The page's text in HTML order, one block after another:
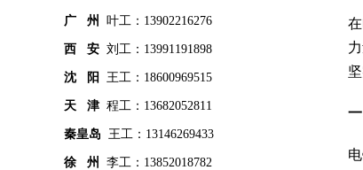
广 州 叶工：13902216276
西 安 刘工：13991191898
沈 阳 王工：18600969515
天 津 程工：13682052811
秦皇岛 王工：13146269433
徐 州 李工：13852018782